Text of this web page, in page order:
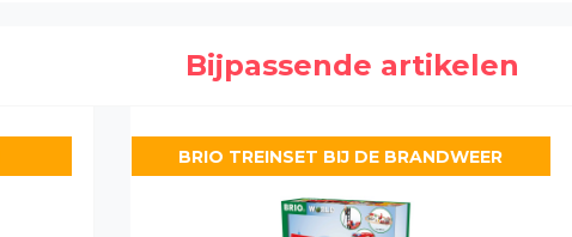
Bijpassende artikelen
BRIO TREINSET BIJ DE BRANDWEER